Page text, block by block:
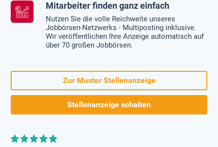
Mitarbeiter finden ganz einfach
Nutzen Sie die volle Reichweite unseres
Jobbörsen-Netzwerks - Multiposting inklusive.
Wir veröffentlichen Ihre Anzeige automatisch auf
über 70 großen Jobbörsen.
Zur Muster Stellenanzeige
Stellenanzeige schalten